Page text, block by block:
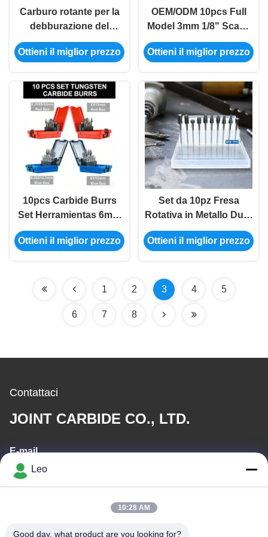
Carburo rotante per la
debburazione del
metallo 6 mm Shank
Hartmetall Frässtifte
Ottieni il miglior prezzo
OEM/ODM 10pcs Full
Model 3mm 1/8" Scavo
Carbide Burr Set
Herramientas
lucidatura della
macinazione dei metalli
Ottieni il miglior prezzo
10pcs Carbide Burrs
Set Herramientas 6mm
1/4" Scavo Para Metal
Soldadura Desbarbado
Ottieni il miglior prezzo
Set da 10pz Fresa
Rotativa in Metallo Duro
al Tungsteno con
Gambo da 1/8 di pollice
Ottieni il miglior prezzo
1 2 3 4 5
6 7 8
Contattaci
JOINT CARBIDE CO., LTD.
E-mail
info@groupkts.com
Leo
10:28 AM
Good day, what product are you looking for?